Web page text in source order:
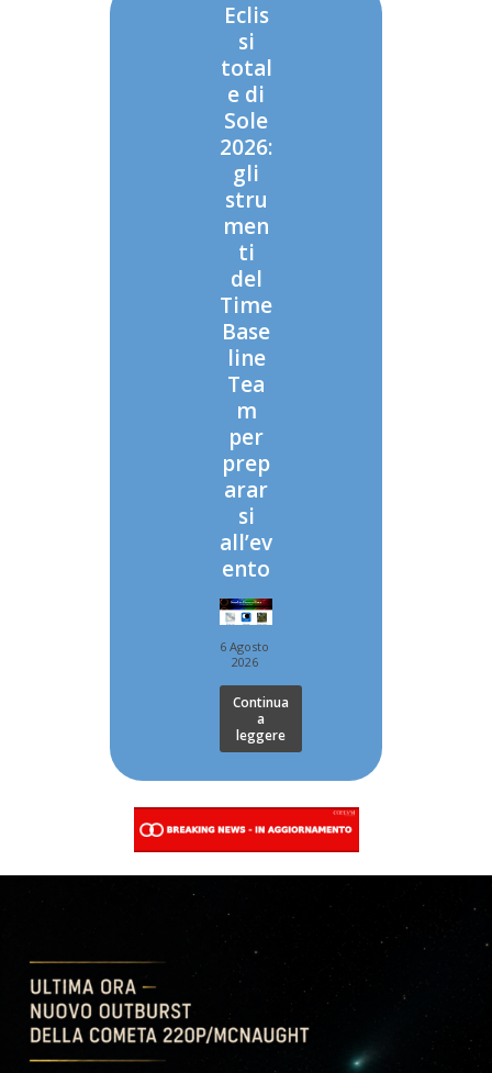
Eclis
si
total
e di
Sole
2026:
gli
stru
men
ti
del
Time
Base
line
Tea
m
per
prep
arar
si
all’ev
ento
6 Agosto
2026
Continua
a
leggere